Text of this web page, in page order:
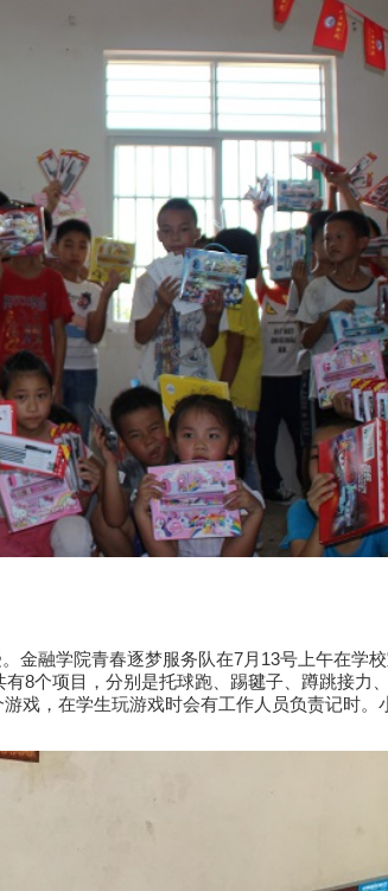
融学院青春逐梦服务队在7月13号上午在学
个项目，分别是托球跑、踢毽子、蹲跳接力
戏，在学生玩游戏时会有工作人员负责记时。